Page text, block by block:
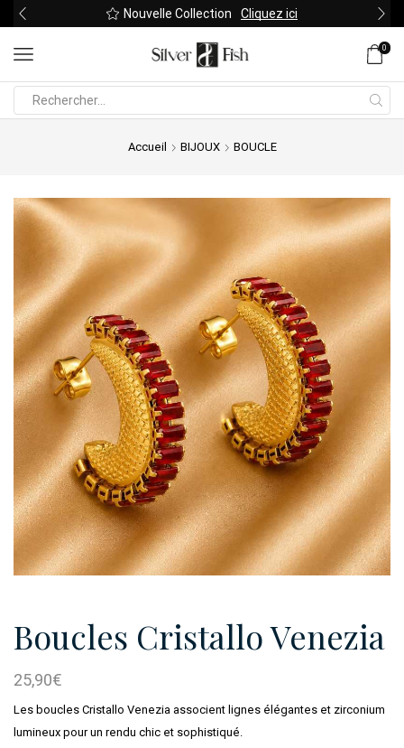
Nouvelle Collection Cliquez ici
0
Accueil BIJOUX BOUCLE
Boucles Cristallo Venezia
25,90€
Les boucles Cristallo Venezia associent lignes élégantes et zirconium
lumineux pour un rendu chic et sophistiqué.